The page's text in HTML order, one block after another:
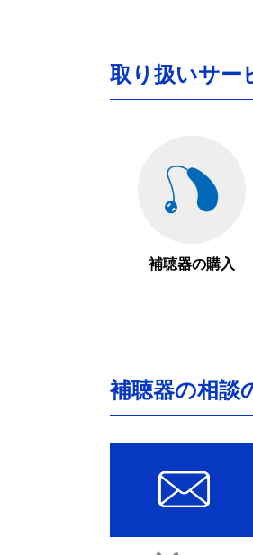
取り扱いサー
補聴器の購入
補聴器の相談